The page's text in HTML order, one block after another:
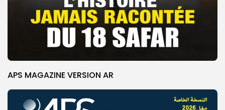
APS MAGAZINE VERSION AR